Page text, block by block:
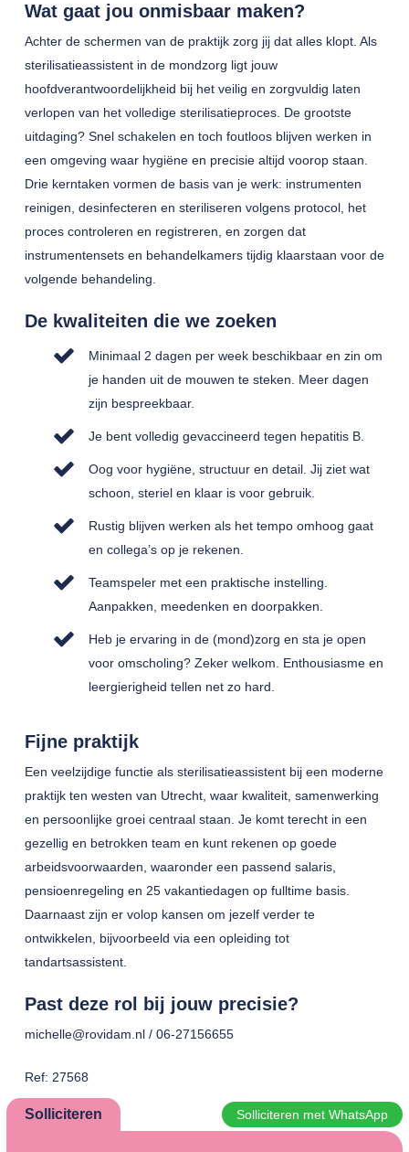
Wat gaat jou onmisbaar maken?
Achter de schermen van de praktijk zorg jij dat alles klopt. Als
sterilisatieassistent in de mondzorg ligt jouw
hoofdverantwoordelijkheid bij het veilig en zorgvuldig laten
verlopen van het volledige sterilisatieproces. De grootste
uitdaging? Snel schakelen en toch foutloos blijven werken in
een omgeving waar hygiëne en precisie altijd voorop staan.
Drie kerntaken vormen de basis van je werk: instrumenten
reinigen, desinfecteren en steriliseren volgens protocol, het
proces controleren en registreren, en zorgen dat
instrumentensets en behandelkamers tijdig klaarstaan voor de
volgende behandeling.
De kwaliteiten die we zoeken
Minimaal 2 dagen per week beschikbaar en zin om
je handen uit de mouwen te steken. Meer dagen
zijn bespreekbaar.
Je bent volledig gevaccineerd tegen hepatitis B.
Oog voor hygiëne, structuur en detail. Jij ziet wat
schoon, steriel en klaar is voor gebruik.
Rustig blijven werken als het tempo omhoog gaat
en collega’s op je rekenen.
Teamspeler met een praktische instelling.
Aanpakken, meedenken en doorpakken.
Heb je ervaring in de (mond)zorg en sta je open
voor omscholing? Zeker welkom. Enthousiasme en
leergierigheid tellen net zo hard.
Fijne praktijk
Een veelzijdige functie als sterilisatieassistent bij een moderne
praktijk ten westen van Utrecht, waar kwaliteit, samenwerking
en persoonlijke groei centraal staan. Je komt terecht in een
gezellig en betrokken team en kunt rekenen op goede
arbeidsvoorwaarden, waaronder een passend salaris,
pensioenregeling en 25 vakantiedagen op fulltime basis.
Daarnaast zijn er volop kansen om jezelf verder te
ontwikkelen, bijvoorbeeld via een opleiding tot
tandartsassistent.
Past deze rol bij jouw precisie?
michelle@rovidam.nl / 06-27156655
Ref: 27568
Solliciteren Solliciteren met WhatsApp